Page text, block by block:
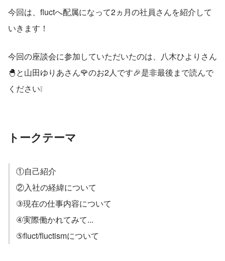
今回は、fluctへ配属になって2ヵ月の社員さんを紹介して
いきます！
今回の座談会に参加していただいたのは、八木ひよりさん
🐣と山田ゆりあさん🌹のお2人です🎉是非最後まで読んで
ください❕
トークテーマ
①自己紹介
②入社の経緯について
③現在の仕事内容について
④実際働かれてみて...
⑤fluct/fluctismについて